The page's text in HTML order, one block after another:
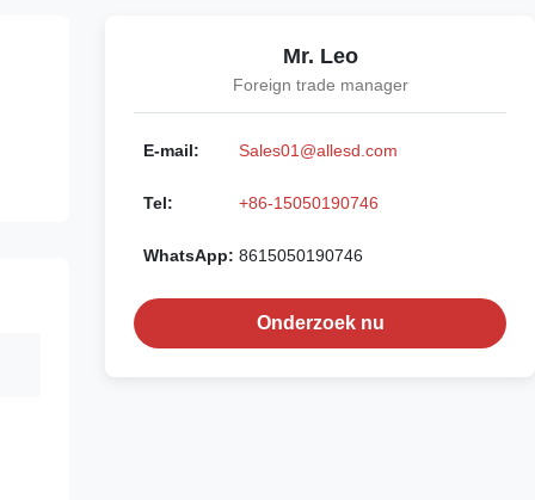
Mr. Leo
Foreign trade manager
E-mail: Sales01@allesd.com
Tel: +86-15050190746
WhatsApp: 8615050190746
Onderzoek nu